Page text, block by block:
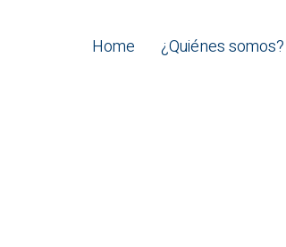
Home ¿Quiénes somos?